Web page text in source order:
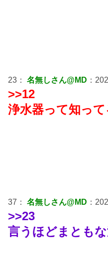
23： 名無しさん@MD ：
>>12
浄水器って知っ
37： 名無しさん@MD ：
>>23
言うほどまとも